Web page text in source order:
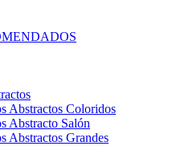
Abstractos Coloridos
Abstracto Salón
Abstractos Grandes